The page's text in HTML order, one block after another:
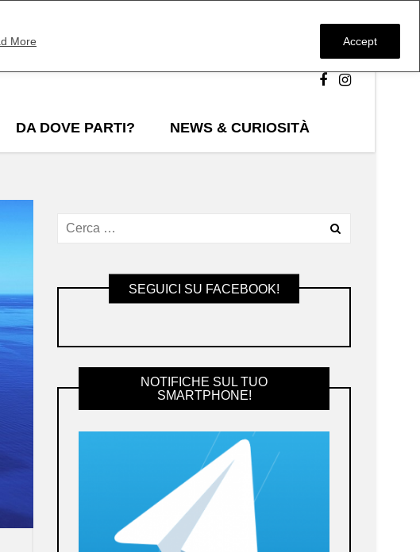
More Accept
DA DOVE PARTI? NEWS & CURIOSITÀ
SEGUICI SU FACEBOOK!
NOTIFICHE SUL TUO
SMARTPHONE!